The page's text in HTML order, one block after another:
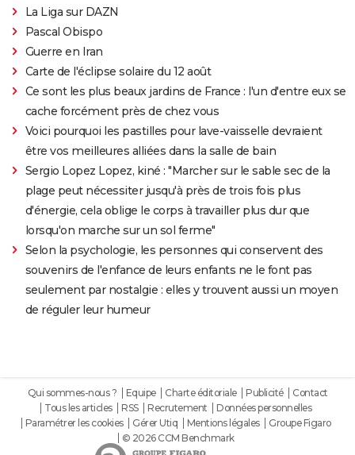
La Liga sur DAZN
Pascal Obispo
Guerre en Iran
Carte de l'éclipse solaire du 12 août
Ce sont les plus beaux jardins de France : l'un d'entre eux se
cache forcément près de chez vous
Voici pourquoi les pastilles pour lave-vaisselle devraient
être vos meilleures alliées dans la salle de bain
Sergio Lopez Lopez, kiné : "Marcher sur le sable sec de la
plage peut nécessiter jusqu'à près de trois fois plus
d'énergie, cela oblige le corps à travailler plus dur que
lorsqu'on marche sur un sol ferme"
Selon la psychologie, les personnes qui conservent des
souvenirs de l'enfance de leurs enfants ne le font pas
seulement par nostalgie : elles y trouvent aussi un moyen
de réguler leur humeur
Qui sommes-nous ? Equipe Charte éditoriale Publicité
Contact
Tous les articles
RSS Recrutement
Données personnelles
Paramétrer les cookies
Gérer Utiq Mentions légales
Groupe Figaro
© 2026 CCM Benchmark